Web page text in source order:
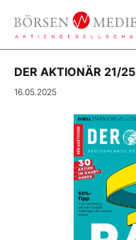
DER AKTIONÄR 21/25
16.05.2025